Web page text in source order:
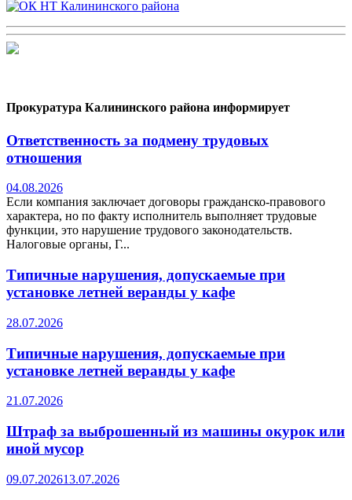
Прокуратура Калининского района информирует
Ответственность за подмену трудовых
отношения
04.08.2026
Если компания заключает договоры гражданско-правового
характера, но по факту исполнитель выполняет трудовые
функции, это нарушение трудового законодательств.
Налоговые органы, Г...
Типичные нарушения, допускаемые при
установке летней веранды у кафе
28.07.2026
Типичные нарушения, допускаемые при
установке летней веранды у кафе
21.07.2026
Штраф за выброшенный из машины окурок или
иной мусор
09.07.202613.07.2026